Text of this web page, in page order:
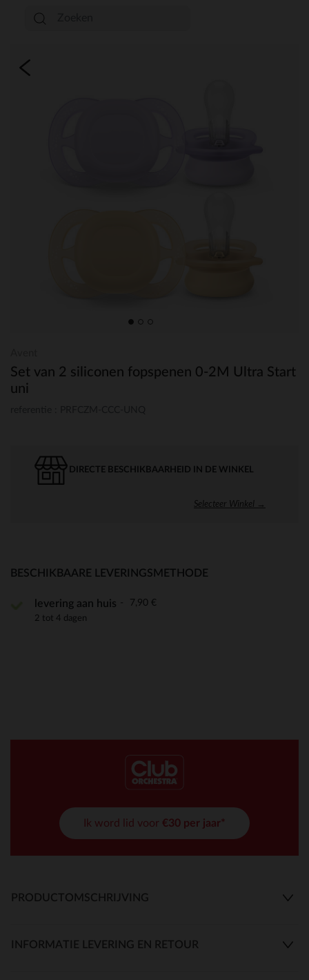
Set van 2 siliconen fopspenen 0-2M Ultra Start
uni
DIRECTE BESCHIKBAARHEID IN DE WINKEL
Selecteer Winkel →
BESCHIKBAARE LEVERINGSMETHODE
levering aan huis 7,90 €
2 tot 4 dagen
Ik word lid voor €30 per jaar*
PRODUCTOMSCHRIJVING
INFORMATIE LEVERING EN RETOUR